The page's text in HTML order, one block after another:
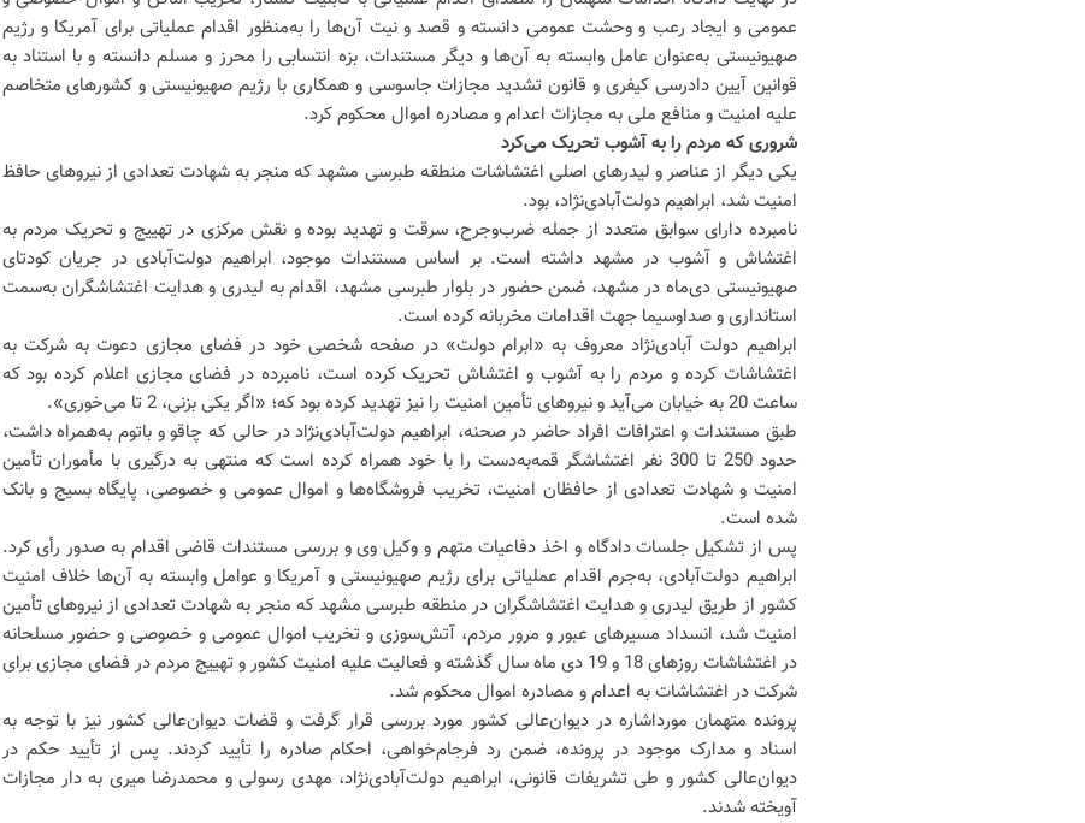
عمومی و ایجاد رعب و وحشت عمومی دانسته و قصد و نیت آن‌ها را به‌منظور اقدام عملیاتی برای آمریکا و رژیم
صهیونیستی به‌عنوان عامل وابسته به آن‌ها و دیگر مستندات، بزه انتسابی را محرز و مسلم دانسته و با استناد به
قوانین آیین دادرسی کیفری و قانون تشدید مجازات جاسوسی و همکاری با رژیم صهیونیستی و کشورهای متخاصم
علیه امنیت و منافع ملی به مجازات اعدام و مصادره اموال محکوم کرد.
شروری که مردم را به آشوب تحریک می‌کرد
یکی دیگر از عناصر و لیدرهای اصلی اغتشاشات منطقه طبرسی مشهد که منجر به شهادت تعدادی از نیروهای حافظ
امنیت شد، ابراهیم دولت‌آبادی‌نژاد، بود.
نامبرده دارای سوابق متعدد از جمله ضرب‌وجرح، سرقت و تهدید بوده و نقش مرکزی در تهییج و تحریک مردم به
اغتشاش و آشوب در مشهد داشته است. بر اساس مستندات موجود، ابراهیم دولت‌آبادی در جریان کودتای
صهیونیستی دی‌ماه در مشهد، ضمن حضور در بلوار طبرسی مشهد، اقدام به لیدری و هدایت اغتشاشگران به‌سمت
استانداری و صداوسیما جهت اقدامات مخربانه کرده است.
ابراهیم دولت آبادی‌نژاد معروف به «ابرام دولت» در صفحه شخصی خود در فضای مجازی دعوت به شرکت به
اغتشاشات کرده و مردم را به آشوب و اغتشاش تحریک کرده است، نامبرده در فضای مجازی اعلام کرده بود که
ساعت 20 به خیابان می‌آید و نیروهای تأمین امنیت را نیز تهدید کرده بود که؛ «اگر یکی بزنی، 2 تا می‌خوری».
طبق مستندات و اعترافات افراد حاضر در صحنه، ابراهیم دولت‌آبادی‌نژاد در حالی که چاقو و باتوم به‌همراه داشت،
حدود 250 تا 300 نفر اغتشاشگر‌ قمه‌به‌دست را با خود همراه کرده است که منتهی به درگیری با مأموران تأمین
امنیت و شهادت تعدادی از حافظان امنیت، تخریب فروشگاه‌ها و اموال عمومی و خصوصی، پایگاه بسیج و بانک
شده است.
پس از تشکیل جلسات دادگاه و اخذ دفاعیات متهم و وکیل وی و بررسی مستندات قاضی اقدام به صدور رأی کرد.
ابراهیم دولت‌آبادی، به‌جرم اقدام عملیاتی برای رژیم صهیونیستی و آمریکا و عوامل وابسته به آن‌ها خلاف امنیت
کشور از طریق لیدری و هدایت اغتشاشگران در منطقه طبرسی مشهد که منجر به شهادت تعدادی از نیروهای تأمین
امنیت شد، انسداد مسیرهای عبور و مرور مردم، آتش‌سوزی و تخریب اموال عمومی و خصوصی و حضور مسلحانه
در اغتشاشات روزهای 18 و 19 دی ماه سال گذشته و فعالیت‌ علیه امنیت کشور و تهییج مردم در فضای مجازی برای
شرکت در اغتشاشات به اعدام و مصادره اموال محکوم شد.
پرونده متهمان مورداشاره در دیوان‌عالی کشور مورد بررسی قرار گرفت و قضات دیوان‌عالی کشور نیز با توجه به
اسناد و مدارک موجود در پرونده، ضمن رد فرجام‌خواهی، احکام صادره را تأیید کردند. پس از تأیید حکم در
دیوان‌عالی کشور و طی تشریفات قانونی، ابراهیم دولت‌آبادی‌نژاد، مهدی رسولی و محمدرضا میری به دار مجازات
آویخته شدند.